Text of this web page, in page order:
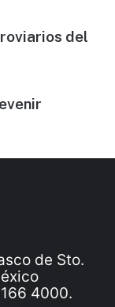
del
de Sto.
4000.